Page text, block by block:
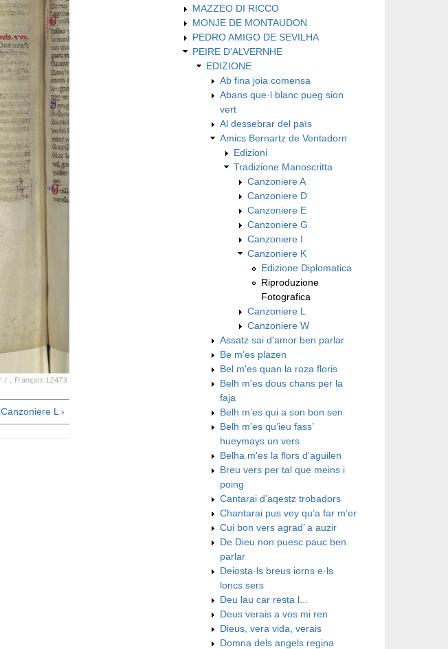
Canzoniere L ›
MAZZEO DI RICCO
MONJE DE MONTAUDON
PEDRO AMIGO DE SEVILHA
PEIRE D'ALVERNHE
EDIZIONE
Ab fina joia comensa
Abans que·l blanc pueg sion
vert
Al dessebrar del païs
Amics Bernartz de Ventadorn
Edizioni
Tradizione Manoscritta
Canzoniere A
Canzoniere D
Canzoniere E
Canzoniere G
Canzoniere I
Canzoniere K
Edizione Diplomatica
Riproduzione
Fotografica
Canzoniere L
Canzoniere W
Assatz sai d'amor ben parlar
Be m’es plazen
Bel m'es quan la roza floris
Belh m'es dous chans per la
faja
Belh m’es qui a son bon sen
Belh m’es qu’ieu fass’
hueymays un vers
Belha m'es la flors d'aguilen
Breu vers per tal que meins i
poing
Cantarai d’aqestz trobadors
Chantarai pus vey qu’a far m’er
Cui bon vers agrad’ a auzir
De Dieu non puesc pauc ben
parlar
Deiosta·ls breus iorns e·ls
loncs sers
Deu lau car resta l...
Deus verais a vos mi ren
Dieus, vera vida, verais
Domna dels angels regina